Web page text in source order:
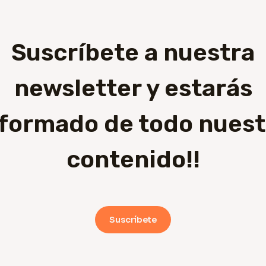
Suscríbete a nuestra
newsletter y estarás
de todo
contenido!!
Suscríbete